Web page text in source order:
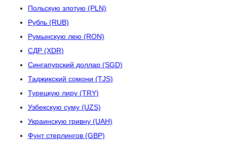
Польскую злотую (PLN)
Рубль (RUB)
Румынскую лею (RON)
СДР (XDR)
Сингапурский доллар (SGD)
Таджикский сомони (TJS)
Турецкую лиру (TRY)
Узбекскую суму (UZS)
Украинскую гривну (UAH)
Фунт стерлингов (GBP)